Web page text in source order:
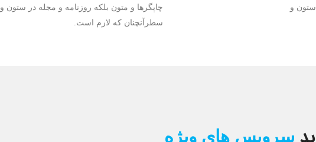
ستون و
چاپگرها و متون بلکه روزنامه و مجله در ستون و
سطرآنچنان که لازم است.
سرویس های ویژه